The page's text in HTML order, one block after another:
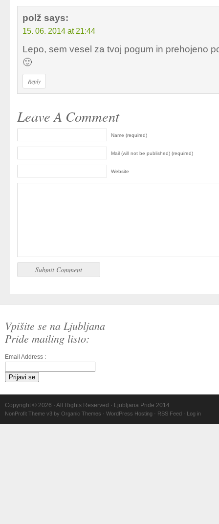
polž says:
15. 06. 2014 at 21:44
Lepo, sem vesel za tvoj pogum in prehojeno
🙂
Reply
Leave A Comment
Name (required)
Mail (will not be published) (required)
Website
Vpišite se na Ljubljana
Pride mailing listo:
Email Address :
Copyright © 2026 · All Rights Reserved · Ljubljana Pride 2014
NonProfit Theme v3 by Organic Themes · WordPress Hosting · RSS Feed · Log in